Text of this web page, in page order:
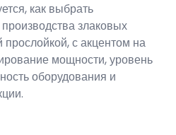
как выбрать
злаковых
с акцентом на
мощности, уровень
оборудования и